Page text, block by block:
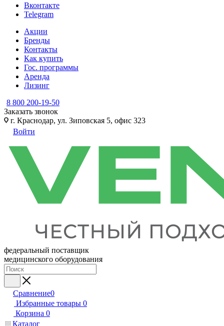
Вконтакте
Telegram
Акции
Бренды
Контакты
Как купить
Гос. программы
Аренда
Лизинг
8 800 200-19-50
Заказать звонок
г. Краснодар, ул. Зиповская 5, офис 323
Войти
федеральный поставщик
медицинского оборудования
Сравнение0
Избранные товары 0
Корзина 0
Каталог